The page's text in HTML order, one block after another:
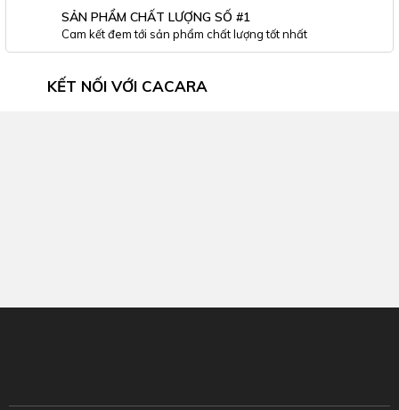
SẢN PHẨM CHẤT LƯỢNG SỐ #1
Cam kết đem tới sản phẩm chất lượng tốt nhất
KẾT NỐI VỚI CACARA